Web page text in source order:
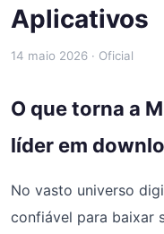
Aplicativos
14 maio 2026 · Oficial
O que torna a
líder em
No vasto universo
confiável para baixar